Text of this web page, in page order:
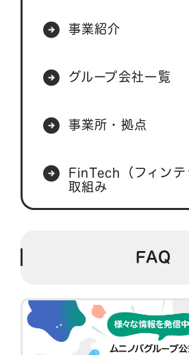
事業紹介
グループ会社一覧
事業所・拠点
FinTech（フィンテ
取組み
FAQ